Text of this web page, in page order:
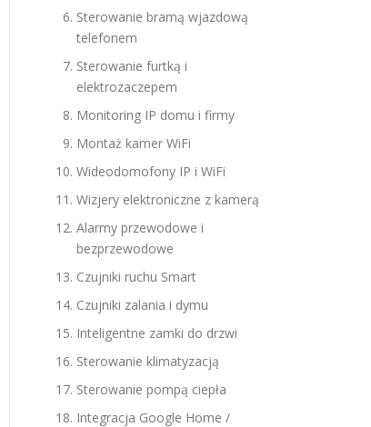
Sterowanie bramą wjazdową
telefonem
Sterowanie furtką i
elektrozaczepem
Monitoring IP domu i firmy
Montaż kamer WiFi
Wideodomofony IP i WiFi
Wizjery elektroniczne z kamerą
Alarmy przewodowe i
bezprzewodowe
Czujniki ruchu Smart
Czujniki zalania i dymu
Inteligentne zamki do drzwi
Sterowanie klimatyzacją
Sterowanie pompą ciepła
Integracja Google Home /